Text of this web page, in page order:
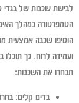
לבישת שכבות של בגדי
הטמפרטורה במהלך
הוסיפו שכבה אמצעית
ועמידה לרוח. כך
תבחרו את השכבות:
בדים קלים: